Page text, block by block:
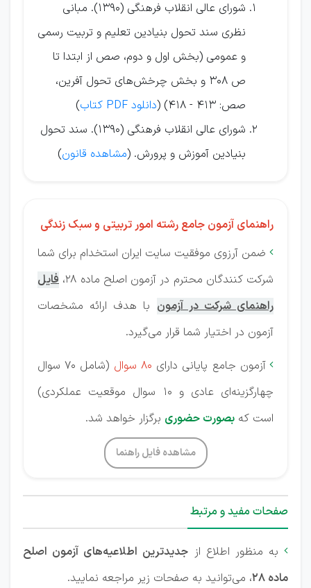
شورای عالی انقلاب فرهنگی (1390). مبانی
نظری سند تحول بنیادین تعلیم و تربیت رسمی
و عمومی (بخش اول و دوم، صص از ابتدا تا
ص 308 و بخش چرخش‌های تحول آفرین،
صص: 413 - 418) (
دانلود PDF کتاب
)
شورای عالی انقلاب فرهنگی (1390). سند تحول
بنیادین آموزش و پرورش. (مشاهده قانون)
راهنمای آزمون جامع رشته امور تربیتی و سبک زندگی
 ضمن آرزوی موفقیت سایت ایران استخدام برای شما
شرکت کنندگان محترم در آزمون اصلح ماده 28،
فایل
راهنمای شرکت در آزمون با هدف ارائه مشخصات
آزمون در اختیار شما قرار می‌گیرد.
 آزمون جامع پایانی دارای 80 سوال
(شامل 70 سوال
چهارگزینه‌ای عادی و 10 سوال موقعیت عملکردی)
است که بصورت حضوری برگزار خواهد شد.
مشاهده فایل راهنما
صفحات مفید و مرتبط
 به منظور اطلاع از جدیدترین اطلاعیه‌های آزمون اصلح
ماده 28
، می‌توانید به صفحات زیر مراجعه نمایید.